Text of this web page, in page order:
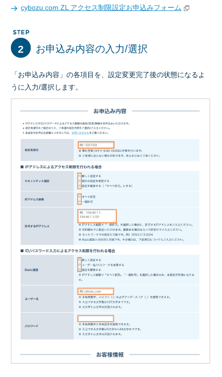
cybozu.com ZL アクセス制限設定お申込みフォーム
2 お申込み内容の入力/選択
「お申込み内容」の各項目を、設定変更完了後の状態になるよ
うに入力/選択します。